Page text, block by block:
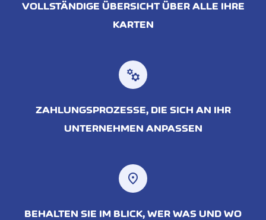
VOLLSTÄNDIGE ÜBERSICHT ÜBER ALLE IHRE
KARTEN
manufacturing
ZAHLUNGSPROZESSE, DIE SICH AN IHR
UNTERNEHMEN ANPASSEN
location_on
BEHALTEN SIE IM BLICK, WER WAS UND WO